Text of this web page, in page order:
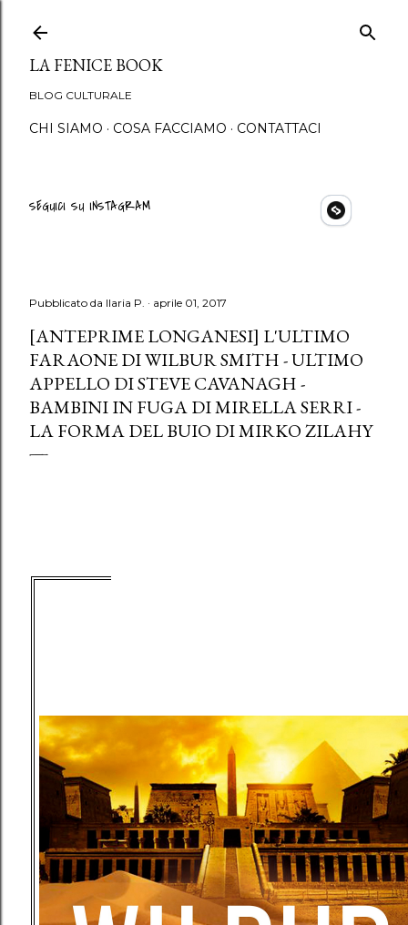
Passa ai contenuti
LA FENICE BOOK
BLOG CULTURALE
CHI SIAMO COSA FACCIAMO CONTATTACI
SEGUICI SU INSTAGRAM
Pubblicato da Ilaria P. aprile 01, 2017
[ANTEPRIME LONGANESI] L'ULTIMO
FARAONE DI WILBUR SMITH - ULTIMO
APPELLO DI STEVE CAVANAGH -
BAMBINI IN FUGA DI MIRELLA SERRI -
LA FORMA DEL BUIO DI MIRKO ZILAHY